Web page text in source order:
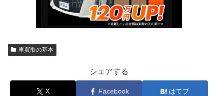
車買取の基本
シェアする
X Facebook はてブ